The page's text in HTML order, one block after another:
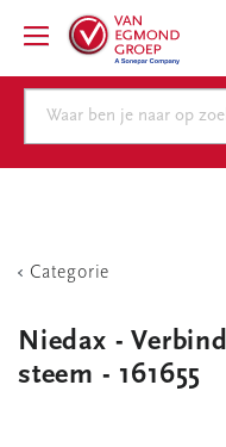
Categorie
Niedax -
steem - 161655